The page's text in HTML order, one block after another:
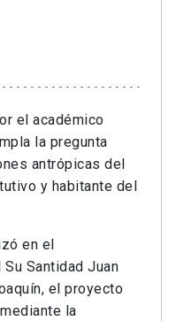
el académico
la pregunta
antrópicas del
y habitante del
en el
Santidad Juan
el proyecto
la